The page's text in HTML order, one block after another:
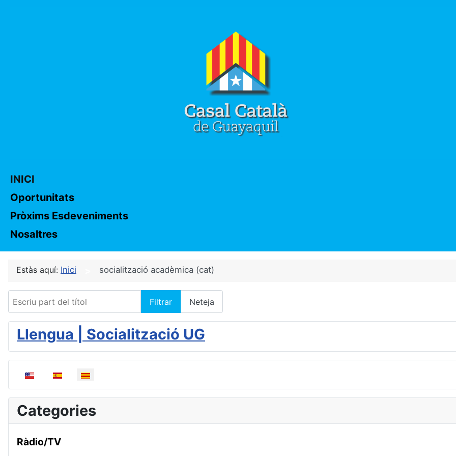
INICI
Oportunitats
Pròxims Esdeveniments
Nosaltres
Estàs aquí: Inici socialització acadèmica (cat)
Escriu part del títol
Filtrar Neteja
Llengua | Socialització UG
Seleccioni el seu idioma
Categories
Ràdio/TV